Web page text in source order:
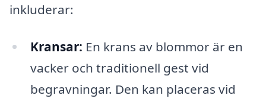
inkluderar:
Kransar: En krans av blommor är en
vacker och traditionell gest vid
begravningar. Den kan placeras vid